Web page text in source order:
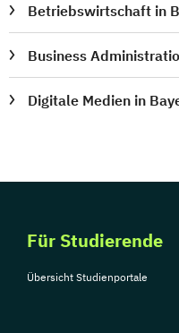
Betriebswirtschaft in
Business
Digitale Medien in
Für Studierende
Übersicht Studienportale